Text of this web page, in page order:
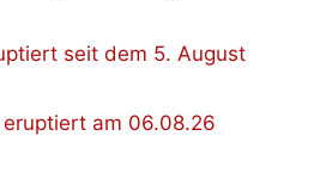
seit dem 5. August
am 06.08.26